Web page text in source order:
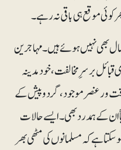
موقع ہی باقی نہ رہے۔
بھی نہیں ہوئے ہیں۔ مہاجرین
برسرِ مخالفت، خود مدینہ
ور عنصر موجود، گردوپیش کے
کے ہمدرد بھی۔ ایسے حالات
ہے کہ مسلمانوں کی مٹھی بھر